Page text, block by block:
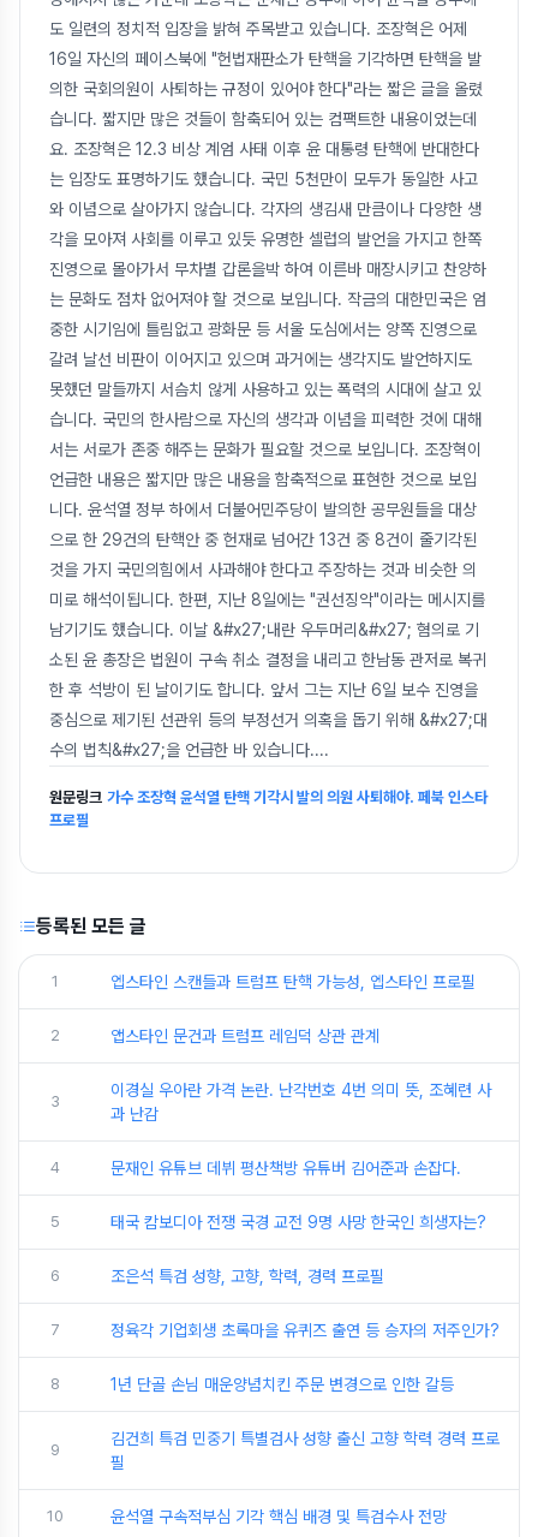
도 일련의 정치적 입장을 밝혀 주목받고 있습니다. 조장혁은 어제
16일 자신의 페이스북에 "헌법재판소가 탄핵을 기각하면 탄핵을 발
의한 국회의원이 사퇴하는 규정이 있어야 한다"라는 짧은 글을 올렸
습니다. 짧지만 많은 것들이 함축되어 있는 컴팩트한 내용이었는데
요. 조장혁은 12.3 비상 계엄 사태 이후 윤 대통령 탄핵에 반대한다
는 입장도 표명하기도 했습니다. 국민 5천만이 모두가 동일한 사고
와 이념으로 살아가지 않습니다. 각자의 생김새 만큼이나 다양한 생
각을 모아져 사회를 이루고 있듯 유명한 셀럽의 발언을 가지고 한쪽
진영으로 몰아가서 무차별 갑론을박 하여 이른바 매장시키고 찬양하
는 문화도 점차 없어져야 할 것으로 보입니다. 작금의 대한민국은 엄
중한 시기임에 틀림없고 광화문 등 서울 도심에서는 양쪽 진영으로
갈려 날선 비판이 이어지고 있으며 과거에는 생각지도 발언하지도
못했던 말들까지 서슴치 않게 사용하고 있는 폭력의 시대에 살고 있
습니다. 국민의 한사람으로 자신의 생각과 이념을 피력한 것에 대해
서는 서로가 존중 해주는 문화가 필요할 것으로 보입니다. 조장혁이
언급한 내용은 짧지만 많은 내용을 함축적으로 표현한 것으로 보입
니다. 윤석열 정부 하에서 더불어민주당이 발의한 공무원들을 대상
으로 한 29건의 탄핵안 중 헌재로 넘어간 13건 중 8건이 줄기각된
것을 가지 국민의힘에서 사과해야 한다고 주장하는 것과 비슷한 의
미로 해석이됩니다. 한편, 지난 8일에는 "권선징악"이라는 메시지를
남기기도 했습니다. 이날 &#x27;내란 우두머리&#x27; 혐의로 기
소된 윤 총장은 법원이 구속 취소 결정을 내리고 한남동 관저로 복귀
한 후 석방이 된 날이기도 합니다. 앞서 그는 지난 6일 보수 진영을
중심으로 제기된 선관위 등의 부정선거 의혹을 돕기 위해 &#x27;대
수의 법칙&#x27;을 언급한 바 있습니다....
원문링크 가수 조장혁 윤석열 탄핵 기각시 발의 의원 사퇴해야. 페북 인스타
프로필
등록된 모든 글
1 엡스타인 스캔들과 트럼프 탄핵 가능성, 엡스타인 프로필
2 앱스타인 문건과 트럼프 레임덕 상관 관계
3
이경실 우아란 가격 논란. 난각번호 4번 의미 뜻, 조혜련 사
과 난감
4 문재인 유튜브 데뷔 평산책방 유튜버 김어준과 손잡다.
5 태국 캄보디아 전쟁 국경 교전 9명 사망 한국인 희생자는?
6 조은석 특검 성향, 고향, 학력, 경력 프로필
7 정육각 기업회생 초록마을 유퀴즈 출연 등 승자의 저주인가?
8 1년 단골 손님 매운양념치킨 주문 변경으로 인한 갈등
9
김건희 특검 민중기 특별검사 성향 출신 고향 학력 경력 프로
필
10 윤석열 구속적부심 기각 핵심 배경 및 특검수사 전망